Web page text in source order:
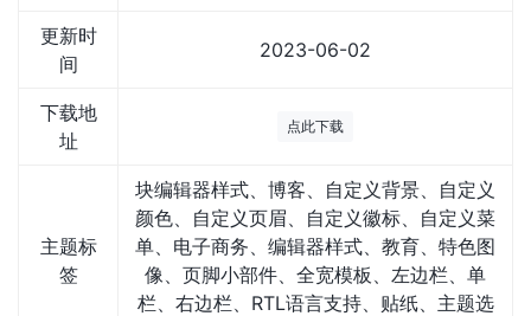
更新时
间
2023-06-02
下载地
址
点此下载
主题标
签
块编辑器样式、博客、自定义背景、自定义
颜色、自定义页眉、自定义徽标、自定义菜
单、电子商务、编辑器样式、教育、特色图
像、页脚小部件、全宽模板、左边栏、单
栏、右边栏、RTL语言支持、贴纸、主题选